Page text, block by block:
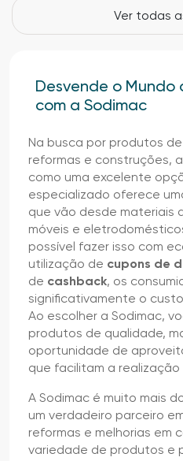
Ver todas
Desvende o Mundo
com a Sodimac
Na busca por produtos
reformas e construções,
como uma excelente
especializado oferece
que vão desde materiais
móveis e
possível fazer isso com
utilização de cupons de
de cashback, os
significativamente o
Ao escolher a Sodimac,
produtos de qualidade,
oportunidade de
que facilitam a
A Sodimac é muito mais
um verdadeiro parceiro
reformas e melhorias em
variedade de produtos e